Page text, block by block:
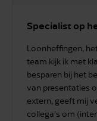
Specialist op
Loonheffingen,
team kijk ik met
besparen bij het
van presentaties
extern, geeft mij
collega’s om